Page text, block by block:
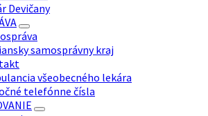
Devičany
samosprávny kraj
všeobecného lekára
telefónne čísla